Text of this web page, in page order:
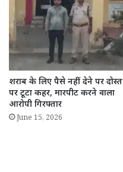
शराब के लिए पैसे नहीं देने पर दोस्त
पर टूटा कहर, मारपीट करने वाला
आरोपी गिरफ्तार
June 15, 2026